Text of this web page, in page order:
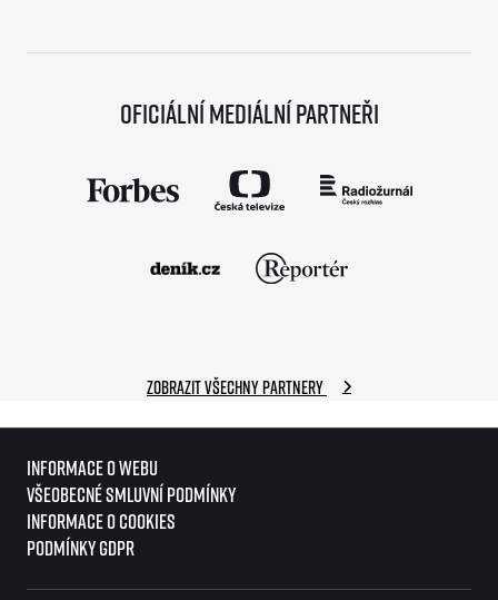
Oficiální mediální partneři
Zobrazit všechny partnery
Informace o webu
Všeobecné smluvní podmínky
Informace o cookies
Podmínky GDPR